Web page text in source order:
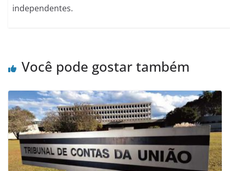
independentes.
Você pode gostar também